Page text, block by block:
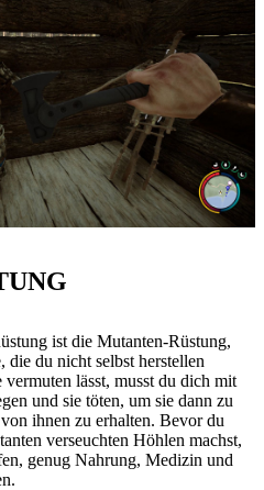
ist die Mutanten-Rüstung,
die du nicht selbst herstellen
lässt, musst du dich mit
und sie töten, um sie dann zu
ihnen zu erhalten. Bevor du
verseuchten Höhlen machst,
genug Nahrung, Medizin und